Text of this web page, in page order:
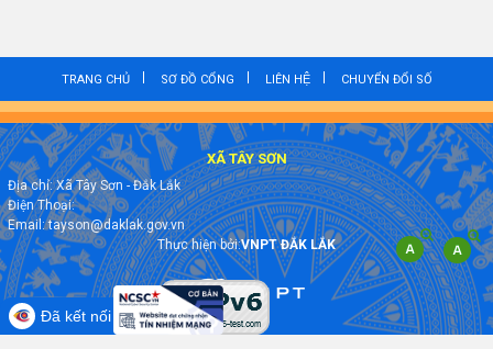
TRANG CHỦ SƠ ĐỒ CỔNG LIÊN HỆ CHUYỂN ĐỔI SỐ
XÃ TÂY SƠN
Địa chỉ: Xã Tây Sơn - Đắk Lắk
Điện Thoại:
Email: tayson@daklak.gov.vn
Thực hiện bởi:VNPT ĐẮK LẮK
Đã kết nối EMC